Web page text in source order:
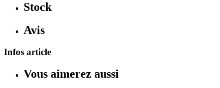
Stock
Avis
Infos article
Vous aimerez aussi